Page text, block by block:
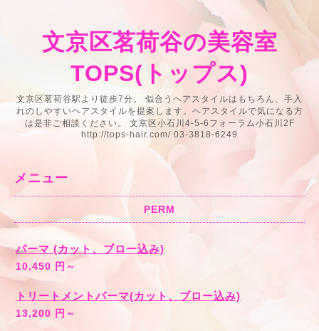
文京区茗荷谷の美容室
TOPS(トップス)
文京区茗荷谷駅より徒歩7分。 似合うヘアスタイルはもちろん、手入
れのしやすいヘアスタイルを提案します。ヘアスタイルで気になる方
は是非ご相談ください。 文京区小石川4-5-6フォーラム小石川2F
http://tops-hair.com/ 03-3818-6249
メニュー
PERM
パーマ (カット、ブロー込み)
10,450 円～
トリートメントパーマ(カット、ブロー込み)
13,200 円～